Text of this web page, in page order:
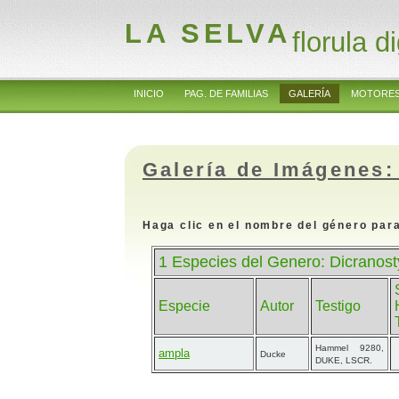
LA SELVAflorula
INICIO PAG. DE FAMILIAS GALERÍA
Galería de
Haga clic en el nombre del género
1 Especies del Genero:
Especie Autor Testigo
ampla Ducke
Hammel 9280,
DUKE, LSCR.